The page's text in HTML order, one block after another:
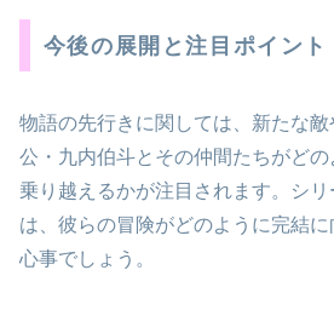
今後の展開と注目ポイント
物語の先行きに関しては、新たな
公・九内伯斗とその仲間たちがど
乗り越えるかが注目されます。シ
は、彼らの冒険がどのように完結
心事でしょう。